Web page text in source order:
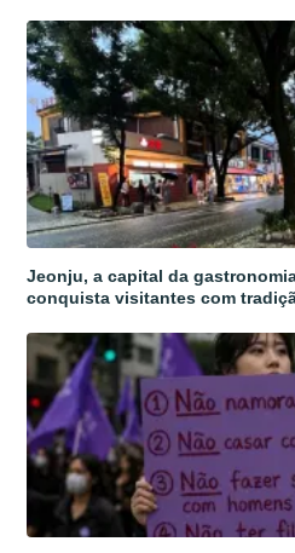
Jeonju, a capital da
conquista visitantes com